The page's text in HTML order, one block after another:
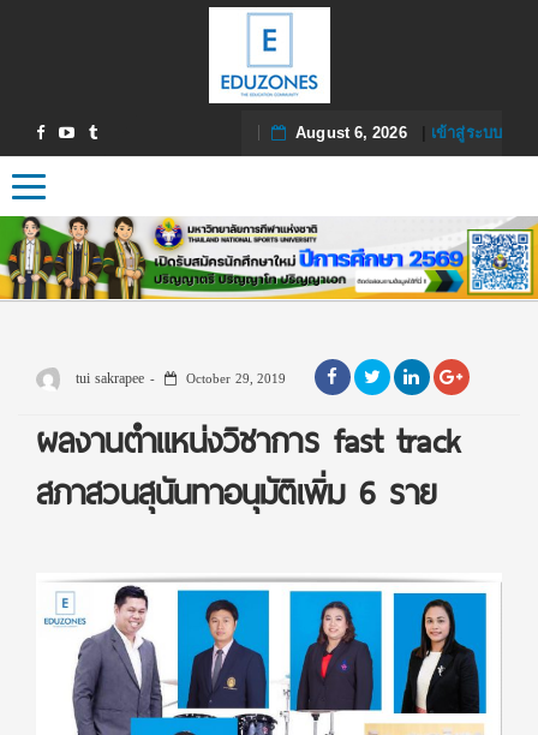
August 6, 2026| เข้าสู่ระบบ
Toggle navigation
tui sakrapee October 29, 2019
ผลงานตำแหน่งวิชาการ fast track
สภาสวนสุนันทาอนุมัติเพิ่ม 6 ราย